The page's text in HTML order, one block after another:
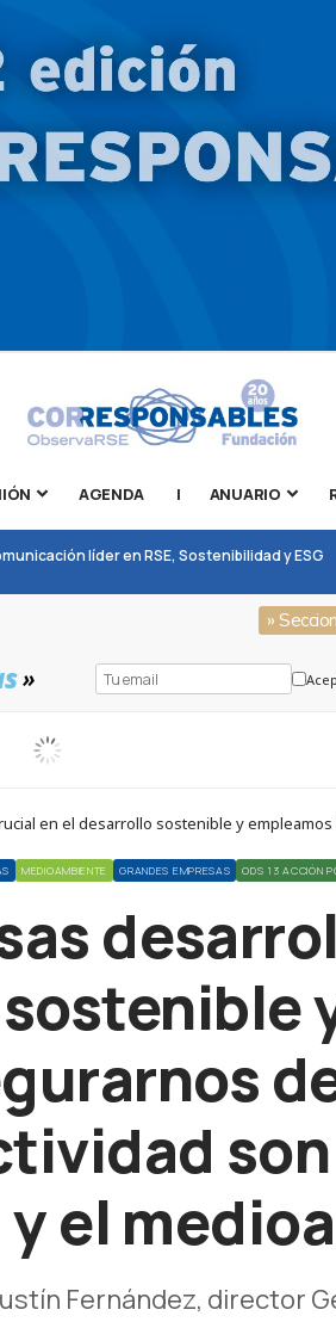
AGENDA | ANUARIO
líder en RSE, Sostenibilidad y ESG
»
»
MEDIOAMBIENTE GRANDES EMPRESAS ODS 13 ACCIÓN
el
Fernández, director